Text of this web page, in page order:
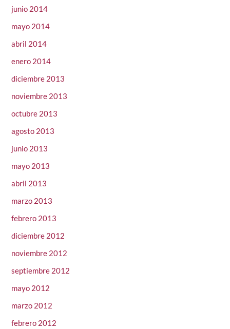
junio 2014
mayo 2014
abril 2014
enero 2014
diciembre 2013
noviembre 2013
octubre 2013
agosto 2013
junio 2013
mayo 2013
abril 2013
marzo 2013
febrero 2013
diciembre 2012
noviembre 2012
septiembre 2012
mayo 2012
marzo 2012
febrero 2012